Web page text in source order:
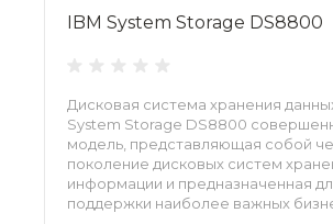
IBM System Storage DS8800
Дисковая система хранения
System Storage DS8800
модель, представляющая собой
поколение дисковых систем
информации и предназначенная
поддержки наиболее важных